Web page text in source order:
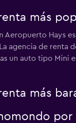
más
Aeropuerto Hays
agencia de renta
un auto tipo Mini
más